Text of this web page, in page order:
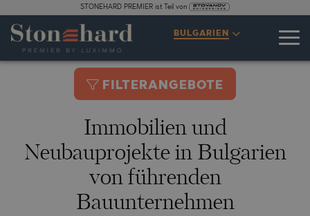
STONEHARD PREMIER ist Teil von
BULGARIEN
FILTERANGEBOTE
Immobilien und
Neubauprojekte in Bulgarien
von führenden
Bauunternehmen